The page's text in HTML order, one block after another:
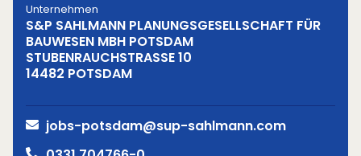
Unternehmen
S&P SAHLMANN PLANUNGSGESELLSCHAFT FÜR
BAUWESEN MBH POTSDAM
STUBENRAUCHSTRASSE 10
14482 POTSDAM
jobs-potsdam@sup-sahlmann.com